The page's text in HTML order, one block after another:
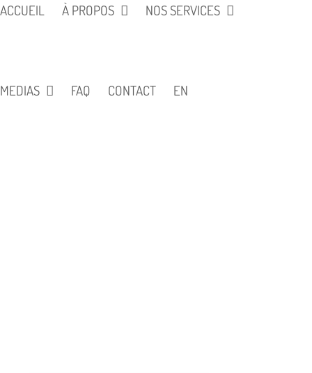
ACCUEIL À PROPOS NOS SERVICES
MEDIAS FAQ CONTACT EN